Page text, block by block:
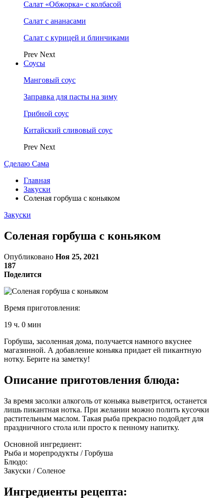
Салат «Обжорка» с колбасой
Салат с ананасами
Салат с курицей и блинчиками
Prev Next
Соусы
Манговый соус
Заправка для пасты на зиму
Грибной соус
Китайский сливовый соус
Prev Next
Сделаю Сама
Главная
Закуски
Соленая горбуша с коньяком
Закуски
Соленая горбуша с коньяком
Опубликовано Ноя 25, 2021
187
Поделится
Время приготовления:
19 ч. 0 мин
Горбуша, засоленная дома, получается намного вкуснее
магазинной. А добавление коньяка придает ей пикантную
нотку. Берите на заметку!
Описание приготовления блюда:
За время засолки алкоголь от коньяка выветрится, останется
лишь пикантная нотка. При желании можно полить кусочки
растительным маслом. Такая рыба прекрасно подойдет для
праздничного стола или просто к пенному напитку.
Основной ингредиент:
Рыба и морепродукты / Горбуша
Блюдо:
Закуски / Соленое
Ингредиенты рецепта: